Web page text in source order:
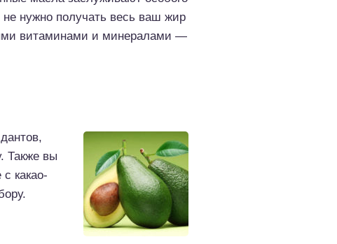
нужно получать весь ваш жир
витаминами и минералами —
Также вы
какао-